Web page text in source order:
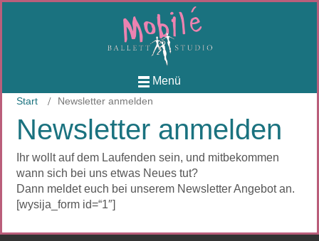
Menü
Start Newsletter anmelden
Newsletter anmelden
Ihr wollt auf dem Laufenden sein, und mitbekommen
wann sich bei uns etwas Neues tut?
Dann meldet euch bei unserem Newsletter Angebot an.
[wysija_form id=“1″]